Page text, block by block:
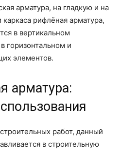
арматура, на гладкую и на
рифлёная арматура,
в вертикальном
горизонтальном и
элементов.
арматура:
работ, данный
в строительную